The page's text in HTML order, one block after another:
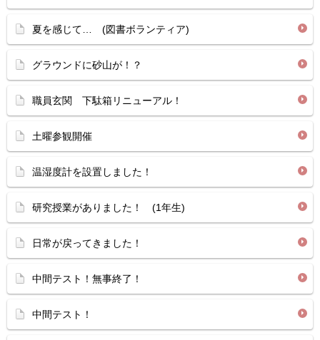
夏を感じて… (図書ボランティア)
グラウンドに砂山が！？
職員玄関 下駄箱リニューアル！
土曜参観開催
温湿度計を設置しました！
研究授業がありました！ (1年生)
日常が戻ってきました！
中間テスト！無事終了！
中間テスト！